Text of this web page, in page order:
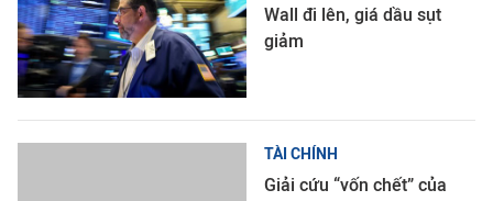
Wall đi lên, giá dầu sụt
giảm
TÀI CHÍNH
Giải cứu “vốn chết” của